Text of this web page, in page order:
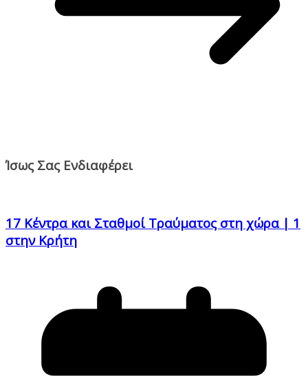
Ίσως Σας Ενδιαφέρει
17 Κέντρα και Σταθμοί Τραύματος στη χώρα | 1
στην Κρήτη